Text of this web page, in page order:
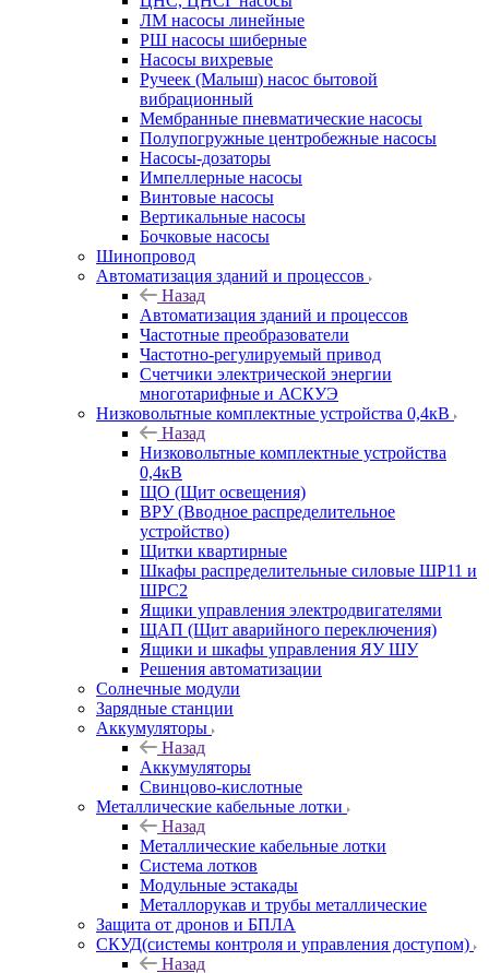
ЛМ насосы линейные
РШ насосы шиберные
Насосы вихревые
Ручеек (Малыш) насос бытовой
вибрационный
Мембранные пневматические насосы
Полупогружные центробежные насосы
Насосы-дозаторы
Импеллерные насосы
Винтовые насосы
Вертикальные насосы
Бочковые насосы
Шинопровод
Автоматизация зданий и процессов
Назад
Автоматизация зданий и процессов
Частотные преобразователи
Частотно-регулируемый привод
Счетчики электрической энергии
многотарифные и АСКУЭ
Низковольтные комплектные устройства 0,4кВ
Назад
Низковольтные комплектные устройства
0,4кВ
ЩО (Щит освещения)
ВРУ (Вводное распределительное
устройство)
Щитки квартирные
Шкафы распределительные силовые ШР11 и
ШРС2
Ящики управления электродвигателями
ЩАП (Щит аварийного переключения)
Ящики и шкафы управления ЯУ ШУ
Решения автоматизации
Солнечные модули
Зарядные станции
Аккумуляторы
Назад
Аккумуляторы
Свинцово-кислотные
Металлические кабельные лотки
Назад
Металлические кабельные лотки
Система лотков
Модульные эстакады
Металлорукав и трубы металлические
Защита от дронов и БПЛА
СКУД(системы контроля и управления доступом)
Назад